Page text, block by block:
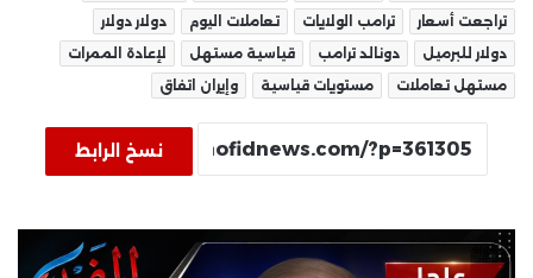
تراجعت أسعار
ترامب الولايات تعاملات اليوم
دولار دولار
دولار للبرميل
دونالد ترامب قياسية مستهل
لإعادة الممرات
مستهل تعاملات
مستويات قياسية وإيران اتفاق
نسخ الرابط